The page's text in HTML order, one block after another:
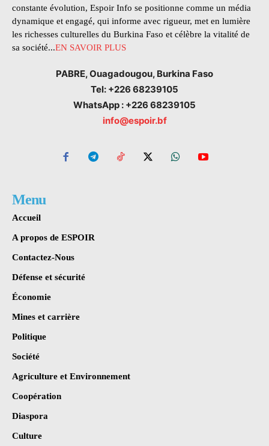
constante évolution, Espoir Info se positionne comme un média
dynamique et engagé, qui informe avec rigueur, met en lumière
les richesses culturelles du Burkina Faso et célèbre la vitalité de
sa société...EN SAVOIR PLUS
PABRE, Ouagadougou, Burkina Faso
Tel: +226 68239105
WhatsApp : +226 68239105
info@espoir.bf
Menu
Accueil
A propos de ESPOIR
Contactez-Nous
Défense et sécurité
Économie
Mines et carrière
Politique
Société
Agriculture et Environnement
Coopération
Diaspora
Culture